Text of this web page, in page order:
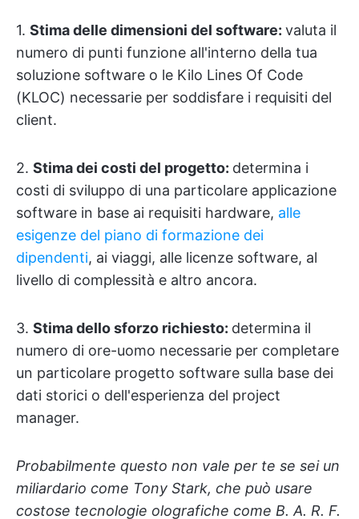
1. Stima delle dimensioni del software: valuta il
numero di punti funzione all'interno della tua
soluzione software o le Kilo Lines Of Code
(KLOC) necessarie per soddisfare i requisiti del
client.
2. Stima dei costi del progetto: determina i
costi di sviluppo di una particolare applicazione
software in base ai requisiti hardware, alle
esigenze del piano di formazione dei
dipendenti, ai viaggi, alle licenze software, al
livello di complessità e altro ancora.
3. Stima dello sforzo richiesto: determina il
numero di ore-uomo necessarie per completare
un particolare progetto software sulla base dei
dati storici o dell'esperienza del project
manager.
Probabilmente questo non vale per te se sei un
miliardario come Tony Stark, che può usare
costose tecnologie olografiche come B. A. R. F.